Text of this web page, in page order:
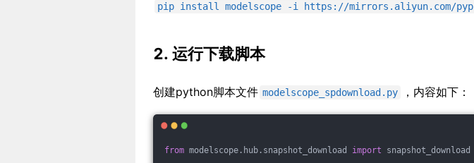
pip install modelscope -i https://mirrors.aliyun.com/
2. 运行下载脚本
创建python脚本文件 modelscope_spdownload.py ，内容如下：
from modelscope.hub.snapshot_download import snapshot_download